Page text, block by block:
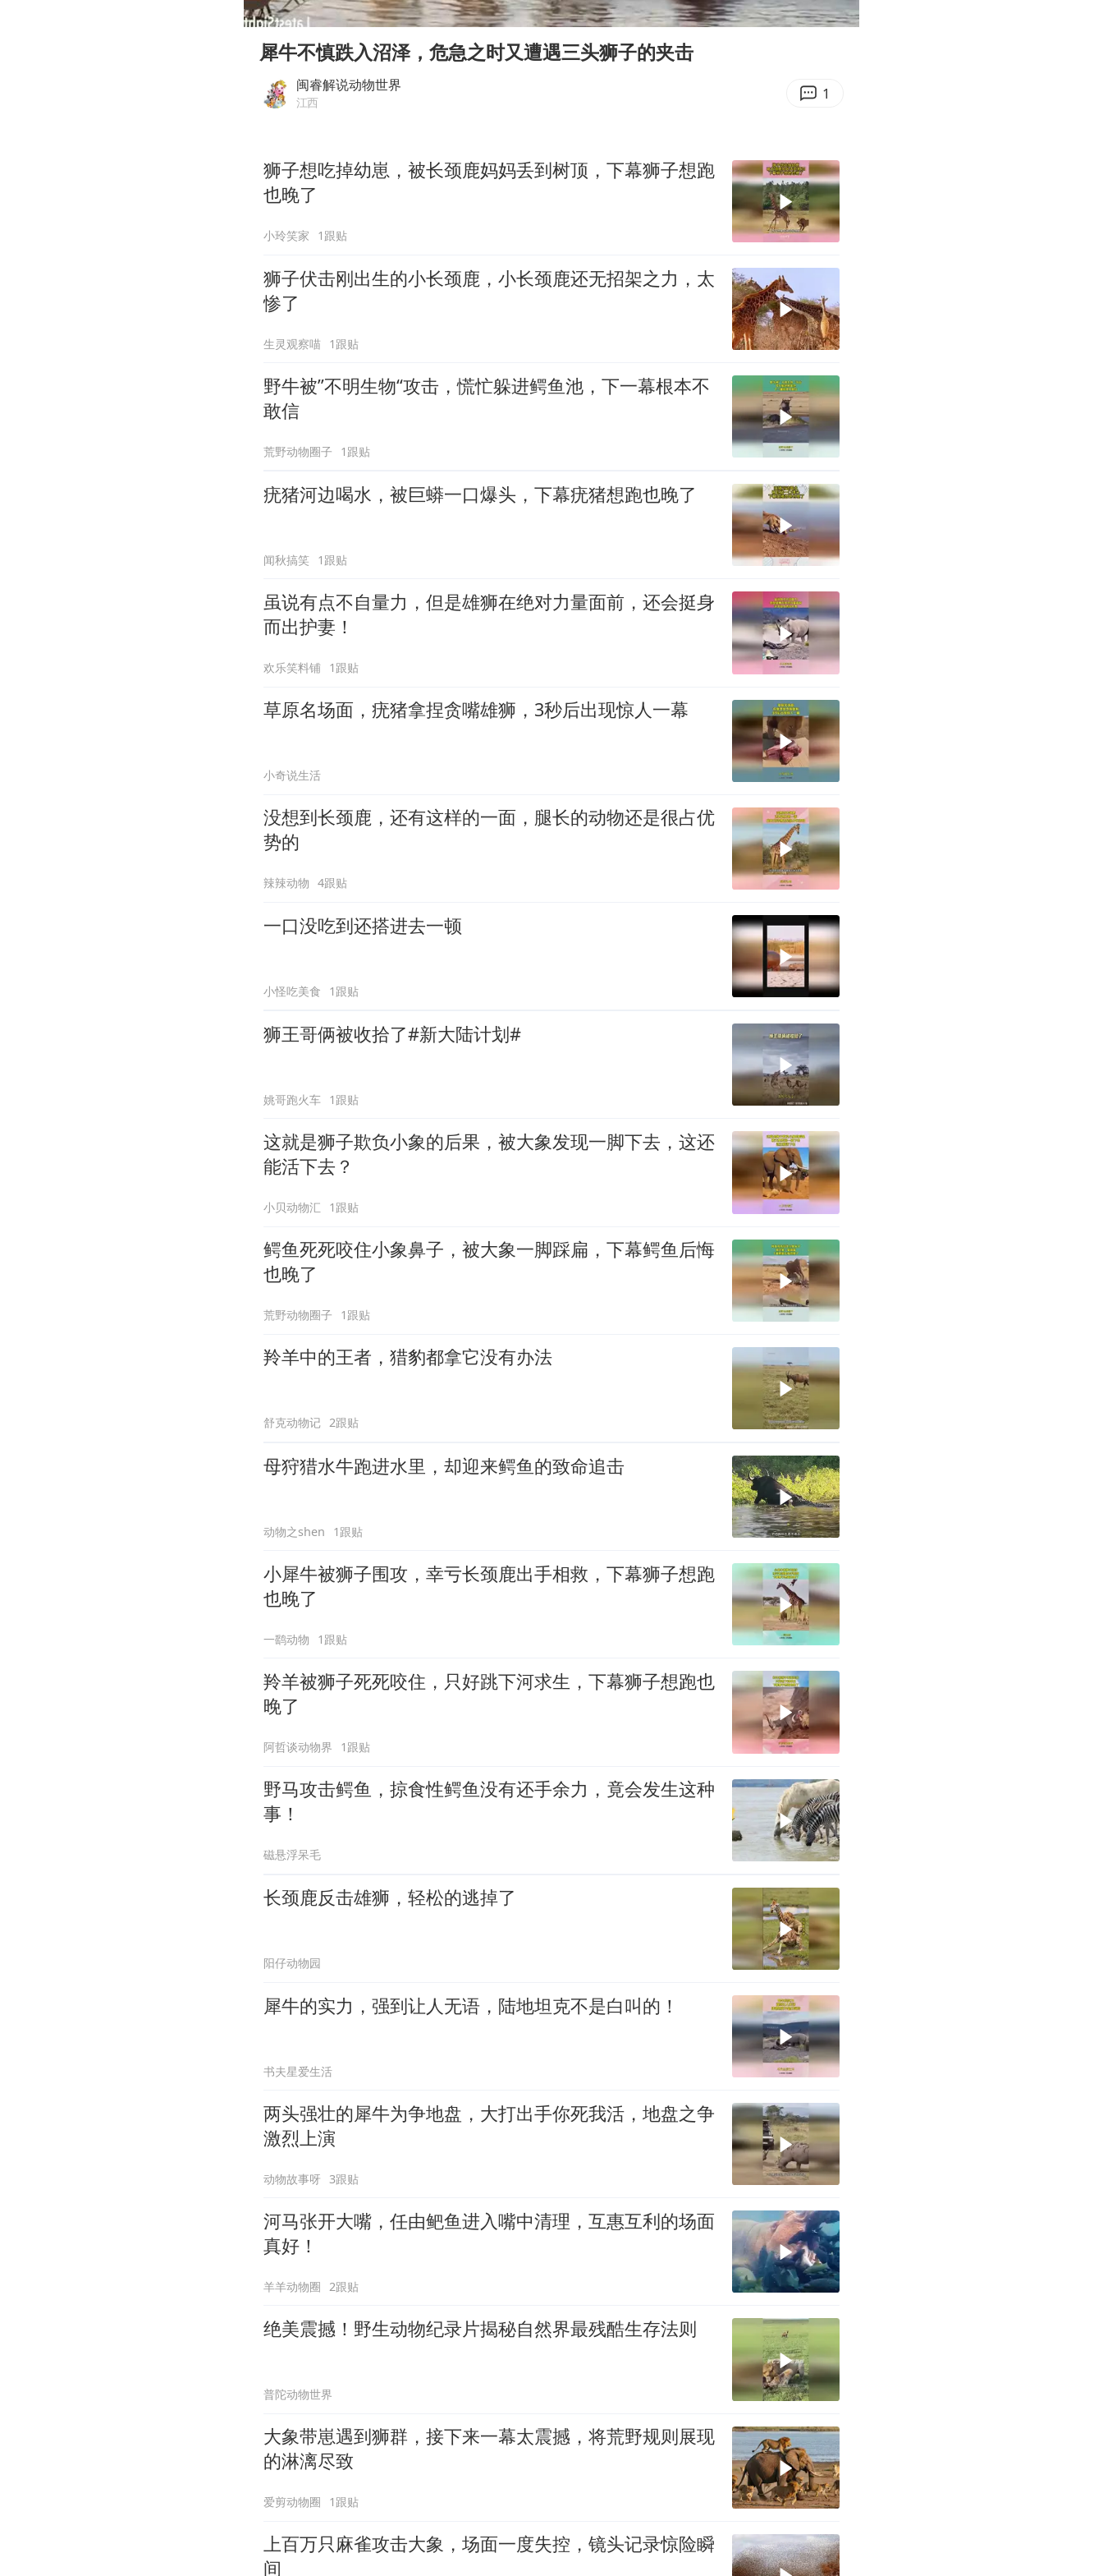
百花奖开幕式
国乒男单横滨冠军赛全军覆没
胡彦斌获《歌手2026》歌王
38岁演员求职万岁山NPC成功
Play
00:00 02:42
Enter
犀牛不慎跌入沼泽，危急之时又遭遇三头狮子的夹击
闽睿解说动物世界
江西 1
狮子想吃掉幼崽，被长颈鹿妈妈丢到树顶，下幕狮子想跑
也晚了
小玲笑家 1跟贴
狮子伏击刚出生的小长颈鹿，小长颈鹿还无招架之力，太
惨了
生灵观察喵 1跟贴
野牛被”不明生物“攻击，慌忙躲进鳄鱼池，下一幕根本不
敢信
荒野动物圈子 1跟贴
疣猪河边喝水，被巨蟒一口爆头，下幕疣猪想跑也晚了
闻秋搞笑 1跟贴
虽说有点不自量力，但是雄狮在绝对力量面前，还会挺身
而出护妻！
欢乐笑料铺 1跟贴
草原名场面，疣猪拿捏贪嘴雄狮，3秒后出现惊人一幕
小奇说生活
没想到长颈鹿，还有这样的一面，腿长的动物还是很占优
势的
辣辣动物 4跟贴
一口没吃到还搭进去一顿
小怪吃美食 1跟贴
狮王哥俩被收拾了#新大陆计划#
姚哥跑火车 1跟贴
这就是狮子欺负小象的后果，被大象发现一脚下去，这还
能活下去？
小贝动物汇 1跟贴
鳄鱼死死咬住小象鼻子，被大象一脚踩扁，下幕鳄鱼后悔
也晚了
荒野动物圈子 1跟贴
羚羊中的王者，猎豹都拿它没有办法
舒克动物记 2跟贴
母狩猎水牛跑进水里，却迎来鳄鱼的致命追击
动物之shen 1跟贴
小犀牛被狮子围攻，幸亏长颈鹿出手相救，下幕狮子想跑
也晚了
一鹞动物 1跟贴
羚羊被狮子死死咬住，只好跳下河求生，下幕狮子想跑也
晚了
阿哲谈动物界 1跟贴
野马攻击鳄鱼，掠食性鳄鱼没有还手余力，竟会发生这种
事！
磁悬浮呆毛
长颈鹿反击雄狮，轻松的逃掉了
阳仔动物园
犀牛的实力，强到让人无语，陆地坦克不是白叫的！
书夫星爱生活
两头强壮的犀牛为争地盘，大打出手你死我活，地盘之争
激烈上演
动物故事呀 3跟贴
河马张开大嘴，任由鲃鱼进入嘴中清理，互惠互利的场面
真好！
羊羊动物圈 2跟贴
绝美震撼！野生动物纪录片揭秘自然界最残酷生存法则
普陀动物世界
大象带崽遇到狮群，接下来一幕太震撼，将荒野规则展现
的淋漓尽致
爱剪动物圈 1跟贴
上百万只麻雀攻击大象，场面一度失控，镜头记录惊险瞬
间